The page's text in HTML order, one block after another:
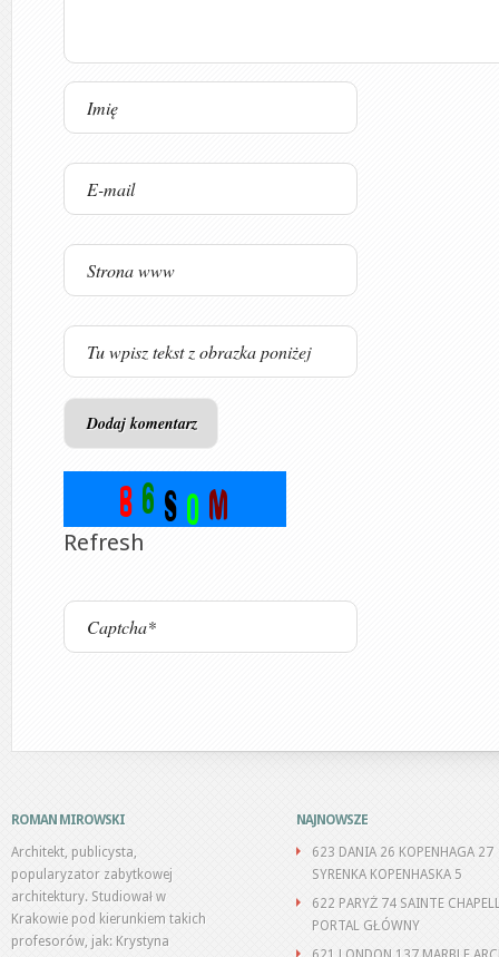
Refresh
ROMAN MIROWSKI
Architekt, publicysta,
popularyzator zabytkowej
architektury. Studiował w
Krakowie pod kierunkiem takich
profesorów, jak: Krystyna
NAJNOWSZE
623 DANIA 26 KOPENHAGA 27
SYRENKA KOPENHASKA 5
622 PARYŻ 74 SAINTE
PORTAL GŁÓWNY